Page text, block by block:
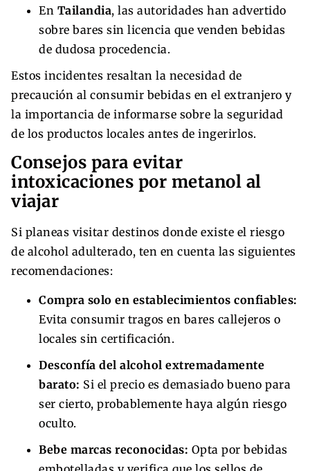
En Tailandia, las autoridades han advertido
sobre bares sin licencia que venden bebidas
de dudosa procedencia.
Estos incidentes resaltan la necesidad de
precaución al consumir bebidas en el extranjero y
la importancia de informarse sobre la seguridad
de los productos locales antes de ingerirlos.
Consejos para evitar
intoxicaciones por metanol al
viajar
Si planeas visitar destinos donde existe el riesgo
de alcohol adulterado, ten en cuenta las siguientes
recomendaciones:
Compra solo en establecimientos confiables:
Evita consumir tragos en bares callejeros o
locales sin certificación.
Desconfía del alcohol extremadamente
barato: Si el precio es demasiado bueno para
ser cierto, probablemente haya algún riesgo
oculto.
Bebe marcas reconocidas: Opta por bebidas